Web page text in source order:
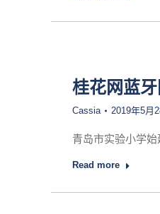
桂花网蓝
Cassia 2019年5月
青岛市实验小学
Read more